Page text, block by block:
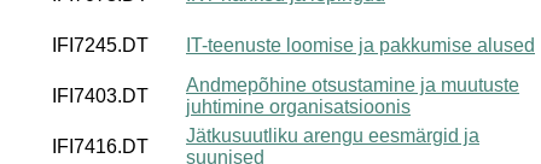
IFI7245.DT IT-teenuste loomise ja pakkumise alused
IFI7403.DT
Andmepõhine otsustamine ja muutuste
juhtimine organisatsioonis
IFI7416.DT
Jätkusuutliku arengu eesmärgid ja
suunised